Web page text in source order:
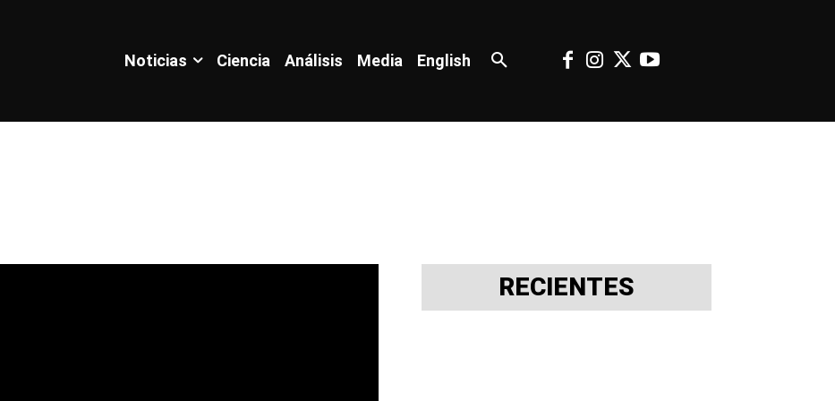
Noticias Ciencia Análisis Media English
RECIENTES